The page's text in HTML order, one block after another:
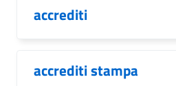
accrediti
accrediti stampa